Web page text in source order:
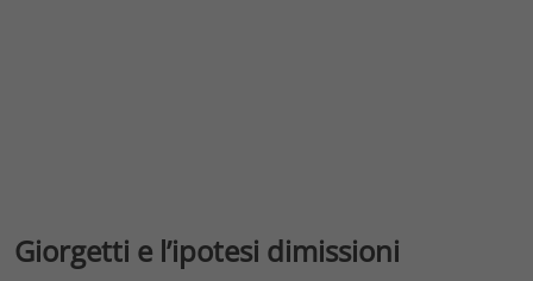
Giorgetti e l’ipotesi dimissioni